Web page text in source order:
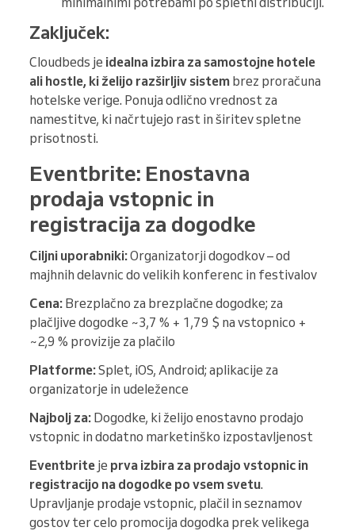
Zaključek:
Cloudbeds je idealna izbira za samostojne hotele
ali hostle, ki želijo razširljiv sistem brez proračuna
hotelske verige. Ponuja odlično vrednost za
namestitve, ki načrtujejo rast in širitev spletne
prisotnosti.
Eventbrite: Enostavna
prodaja vstopnic in
registracija za dogodke
Ciljni uporabniki:Organizatorji dogodkov – od
majhnih delavnic do velikih konferenc in festivalov
Cena: Brezplačno za brezplačne dogodke; za
plačljive dogodke ~3,7 % + 1,79 $ na vstopnico +
~2,9 % provizije za plačilo
Platforme:Splet, iOS, Android; aplikacije za
organizatorje in udeležence
Najbolj za: Dogodke, ki želijo enostavno prodajo
vstopnic in dodatno marketinško izpostavljenost
Eventbrite je prva izbira za prodajo vstopnic in
registracijo na dogodke po vsem svetu.
Upravljanje prodaje vstopnic, plačil in seznamov
gostov ter celo promocija dogodka prek velikega